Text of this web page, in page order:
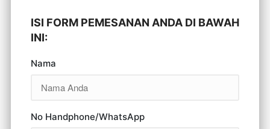
ISI FORM PEMESANAN ANDA DI BAWAH
INI:
Nama
No Handphone/WhatsApp